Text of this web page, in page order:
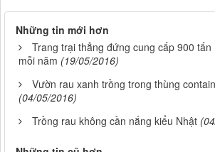
Những tin mới hơn
Trang trại thẳng đứng cung cấp 900
mỗi năm (19/05/2016)
Vườn rau xanh trồng trong thùng
(04/05/2016)
Trồng rau không cần nắng kiểu Nhật